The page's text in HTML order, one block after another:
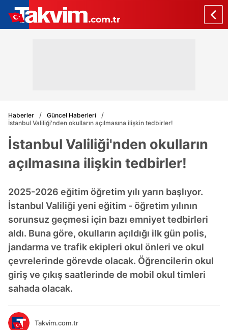
Haberler
Güncel Haberleri
İstanbul Valiliği'nden okulların açılmasına ilişkin tedbirler!
İstanbul Valiliği'nden okulların
açılmasına ilişkin tedbirler!
2025-2026 eğitim öğretim yılı yarın başlıyor.
İstanbul Valiliği yeni eğitim - öğretim yılının
sorunsuz geçmesi için bazı emniyet tedbirleri
aldı. Buna göre, okulların açıldığı ilk gün polis,
jandarma ve trafik ekipleri okul önleri ve okul
çevrelerinde görevde olacak. Öğrencilerin okul
giriş ve çıkış saatlerinde de mobil okul timleri
sahada olacak.
Takvim.com.tr